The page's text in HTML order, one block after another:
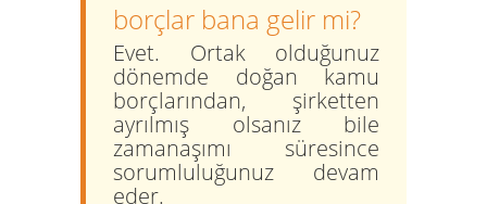
borçlar bana gelir mi?
Evet. Ortak olduğunuz
dönemde doğan kamu
borçlarından, şirketten
ayrılmış olsanız bile
zamanaşımı süresince
sorumluluğunuz devam
eder.